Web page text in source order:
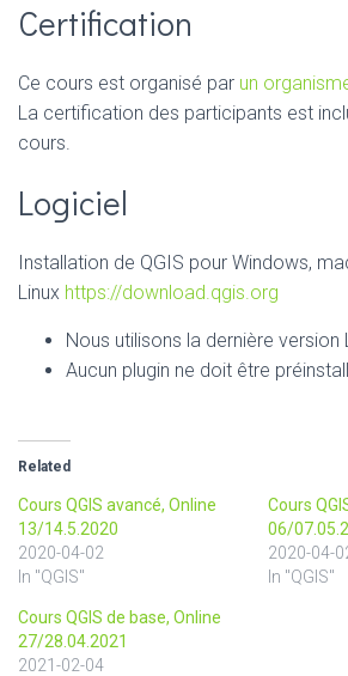
Certification
Ce cours est organisé par un
La certification des participants est
cours.
Logiciel
Installation de QGIS pour Windows,
Linux https://download.qgis.org
Nous utilisons la dernière version
Aucun plugin ne doit être
Related
Cours QGIS avancé, Online
13/14.5.2020
2020-04-02
In "QGIS"
Cours
06/
2020-04-
In "QGIS"
Cours QGIS de base, Online
27/28.04.2021
2021-02-04